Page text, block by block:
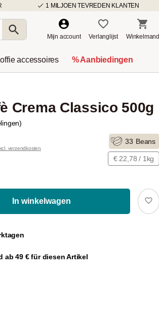
1 MILJOEN TEVREDEN KLANTEN
Mijn account Verlanglijst Winkelmand
accessoires % Aanbiedingen
Crema Classico 500g
verzendkosten
33 Beans
€ 22,78 / 1kg
In winkelwagen
ab 49 € für diesen Artikel